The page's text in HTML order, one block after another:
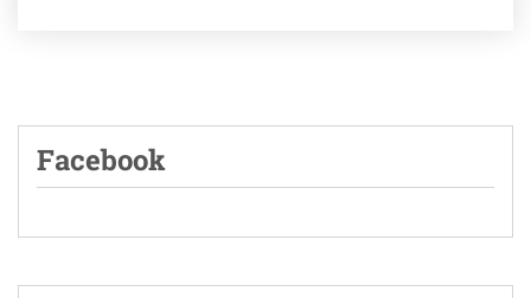
Facebook